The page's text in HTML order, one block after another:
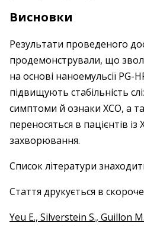
Висновки
Результати проведеного
продемонстрували, що
на основі наноемульсії ­PG-
підвищують стабільність
симптоми й ознаки ХСО, а
переносяться в пацієнтів
захворювання.
Список літератури
Стаття друкується в
Yeu E., Silverstein S., Guillon